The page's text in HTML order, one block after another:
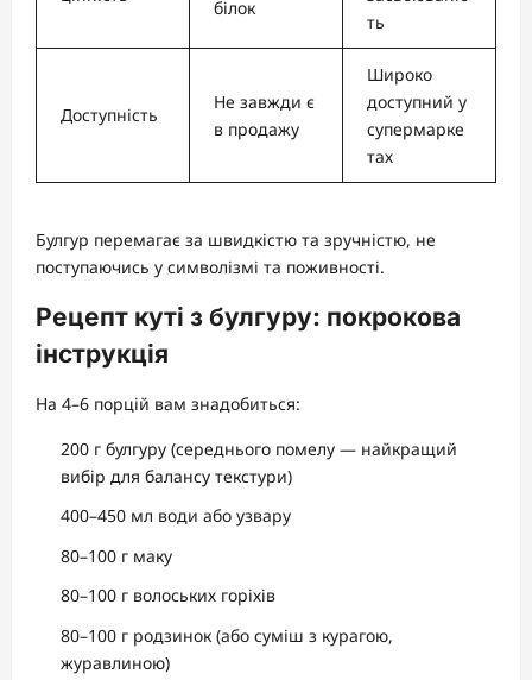
білок
ть
Доступність
Не завжди є
в продажу
Широко
доступний у
супермарке
тах
Булгур перемагає за швидкістю та зручністю, не
поступаючись у символізмі та поживності.
Рецепт куті з булгуру: покрокова
інструкція
На 4–6 порцій вам знадобиться:
200 г булгуру (середнього помелу — найкращий
вибір для балансу текстури)
400–450 мл води або узвару
80–100 г маку
80–100 г волоських горіхів
80–100 г родзинок (або суміш з курагою,
журавлиною)